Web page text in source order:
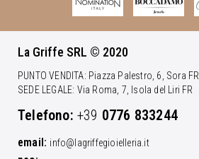
La Griffe SRL © 2020
PUNTO VENDITA: Piazza Palestro, 6, Sora FR
SEDE LEGALE: Via Roma, 7, Isola del Liri FR
Telefono: +39 0776 833244
email: info@lagriffegioielleria.it